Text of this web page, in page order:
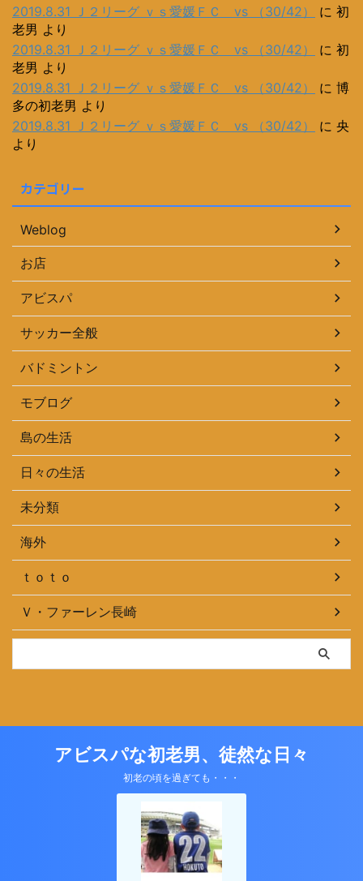
2019.8.31 Ｊ２リーグ ｖｓ愛媛ＦＣ vs （30/42）
に 初
老男 より
2019.8.31 Ｊ２リーグ ｖｓ愛媛ＦＣ vs （30/42）
に 初
老男 より
2019.8.31 Ｊ２リーグ ｖｓ愛媛ＦＣ vs （30/42）
に 博
多の初老男 より
2019.8.31 Ｊ２リーグ ｖｓ愛媛ＦＣ vs （30/42）
に 央
より
カテゴリー
Weblog
お店
アビスパ
サッカー全般
バドミントン
モブログ
島の生活
日々の生活
未分類
海外
ｔｏｔｏ
Ｖ・ファーレン長崎
アビスパな初老男、徒然な日々
初老の頃を過ぎても・・・